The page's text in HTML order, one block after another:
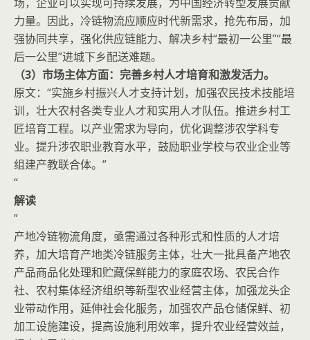
力量。因此，冷链物流应顺应时代新需求，抢先布局，加
强协同共享，强化供应链能力、解决乡村“最初一公里”“最
后一公里”进城下乡配送难题。
（3）市场主体方面：完善乡村人才培育和激发活力。
原文：“实施乡村振兴人才支持计划，加强农民技术技能培
训，壮大农村各类专业人才和实用人才队伍。推进乡村工
匠培育工程。以产业需求为导向，优化调整涉农学科专
业。提升涉农职业教育水平，鼓励职业学校与农业企业等
组建产教联合体。”
“
解读
”
产地冷链物流角度，亟需通过各种形式和性质的人才培
养，加大培育产地类冷链服务主体，壮大一批具备产地农
产品商品化处理和贮藏保鲜能力的家庭农场、农民合作
社、农村集体经济组织等新型农业经营主体，加强龙头企
业带动作用，延伸社会化服务，加强农产品仓储保鲜、初
加工设施建设，提高设施利用效率，提升农业经营效益，